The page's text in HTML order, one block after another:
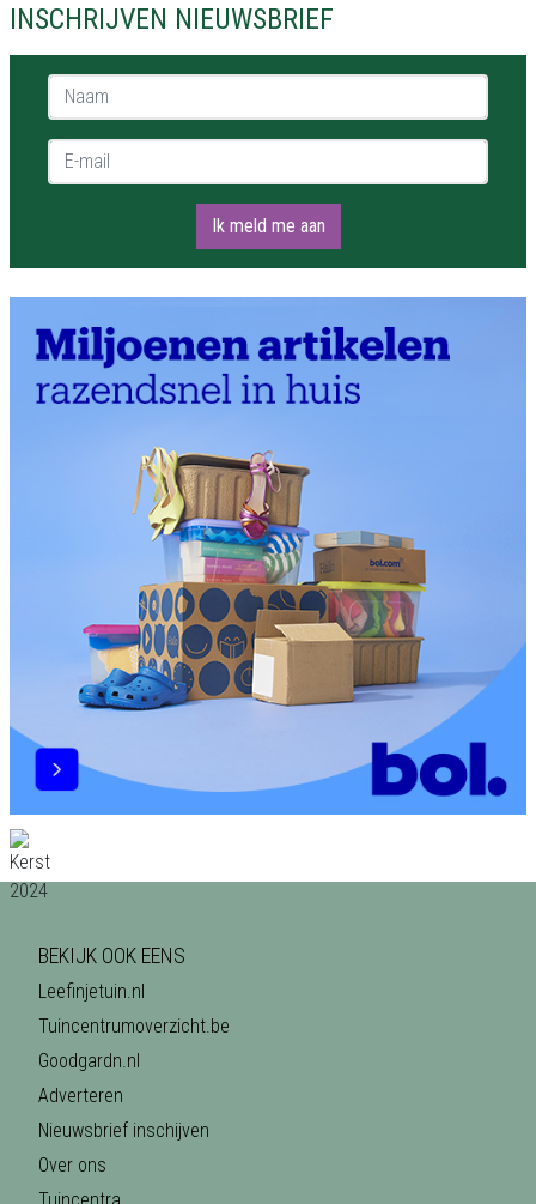
INSCHRIJVEN NIEUWSBRIEF
Naam *
E-mail *
Ik meld me aan
BEKIJK OOK EENS
Leefinjetuin.nl
Tuincentrumoverzicht.be
Goodgardn.nl
Adverteren
Nieuwsbrief inschijven
Over ons